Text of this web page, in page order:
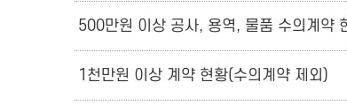
500만원 이상 공사, 용역, 물품 수의계약
1천만원 이상 계약 현황(수의계약 제외)